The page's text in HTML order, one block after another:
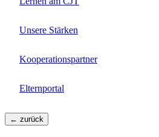
Unsere Stärken
Kooperationspartner
Elternportal
← zurück